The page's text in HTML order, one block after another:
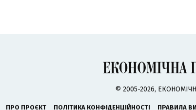
© 2005-2026,
ПРО ПРОЄКТ ПОЛІТИКА КОНФІДЕНЦІЙНОСТІ ПРАВИЛА